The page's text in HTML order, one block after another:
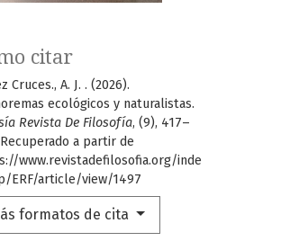
citar
Cruces., A. J. . (2026).
ecológicos y naturalistas.
Revista De Filosofía, (9), 417–
a partir de
www.revistadefilosofia.org/inde
ERF/article/view/1497
formatos de cita